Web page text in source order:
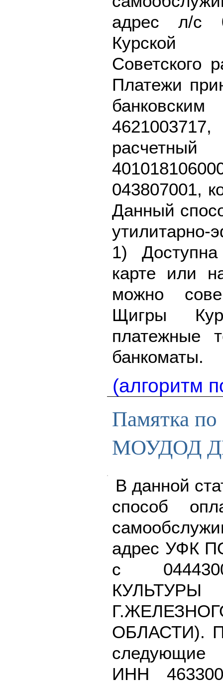
адрес л/с
Курской
Советского
Платежи
043807001,
Данный
1)
карте или
можно
Щигры
платежные
банкоматы.
(алгоритм
Памятка по
МОУДОД
В данной
способ
адрес УФК
с
ОБЛАСТИ).
следующие
ИНН